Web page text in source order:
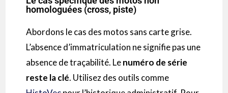
homologuées (cross, piste)
Abordons le cas des motos sans carte grise.
L’absence d’immatriculation ne signifie pas une
absence de traçabilité. Lenuméro de série
reste la clé. Utilisez des outils comme